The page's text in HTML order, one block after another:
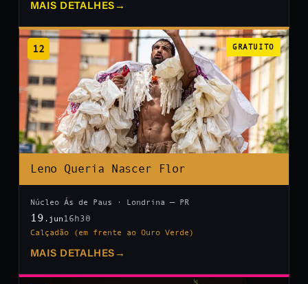
MAIS DETALHES →
12 GRATUITO
Leno Queria Nascer Flor
Núcleo Ás de Paus · Londrina — PR
19 .jun 16h30
Calçadão (em frente ao Ouro Verde)
MAIS DETALHES →